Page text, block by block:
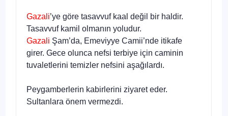
Gazali’ye göre tasavvuf kaal değil bir haldir.
Tasavvuf kamil olmanın yoludur.
Gazali Şam’da, Emeviyye Camii’nde itikafe
girer. Gece olunca nefsi terbiye için caminin
tuvaletlerini temizler nefsini aşağılardı.
Peygamberlerin kabirlerini ziyaret eder.
Sultanlara önem vermezdi.